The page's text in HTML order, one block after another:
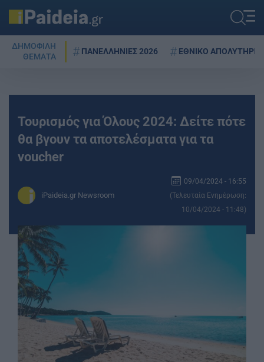
ΔΗΜΟΦΙΛΗ
ΘΕΜΑΤΑ
ΠΑΝΕΛΛΗΝΙΕΣ 2026 ΕΘΝΙΚΟ ΑΠΟΛΥΤΗΡΙΟ
Τουρισμός για Όλους 2024: Δείτε πότε
θα βγουν τα αποτελέσματα για τα
voucher
iPaideia.gr Newsroom
09/04/2024 - 16:55
(Τελευταία Ενημέρωση:
10/04/2024 - 11:48)